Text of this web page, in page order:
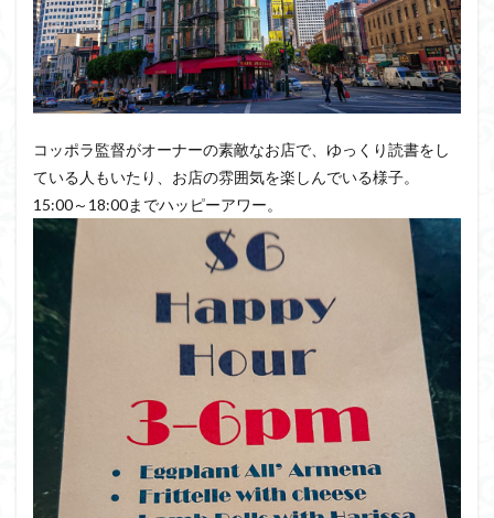
コッポラ監督がオーナーの素敵なお店で、ゆっくり読書をし
ている人もいたり、お店の雰囲気を楽しんでいる様子。
15:00～18:00までハッピーアワー。